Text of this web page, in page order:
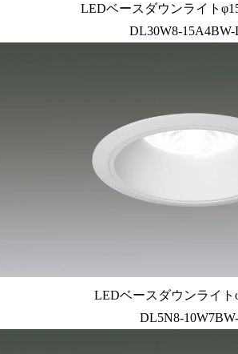
LEDベースダウンライト
DL30W8-15A4BW-
LEDベースダウンライト
DL5N8-